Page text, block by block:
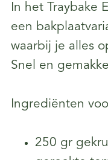
In het Traybake
een
waarbij je alles
Snel en
Ingrediënten
250 gr